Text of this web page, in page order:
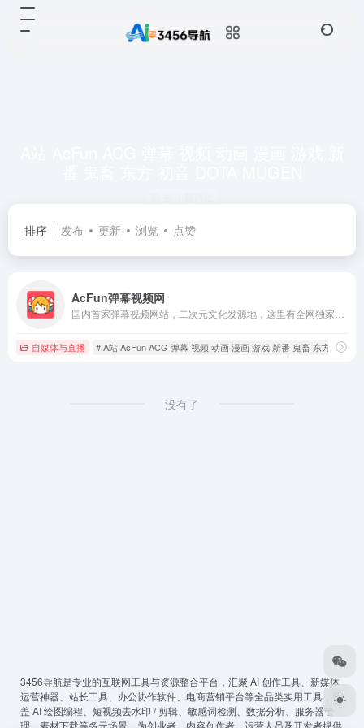
排序 发布 更新 浏览 点赞
AcFun弹幕视频网
自媒体与直播 # A站 AcFun ACG 弹幕 视频 动画 漫画 游戏 新番 鬼畜 东方 初音
没有了
3456导航是专业的互联网工具与资源整合平台，汇聚 AI 创作工具、新媒体
运营神器、站长工具、办公协作软件、电商营销平台等全品类实用工具，覆
盖 AI 绘图编程、短视频去水印 / 剪辑、敏感词检测、数据分析、服务器管
理、素材下载等多元场景，为创业者、内容创作者、运营人员及开发者提供